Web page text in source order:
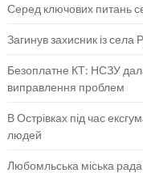
Серед ключових питань
Загинув захисник із села
Безоплатне КТ: НСЗУ
виправлення проблем
В Острівках під час
людей
Любомльська міська